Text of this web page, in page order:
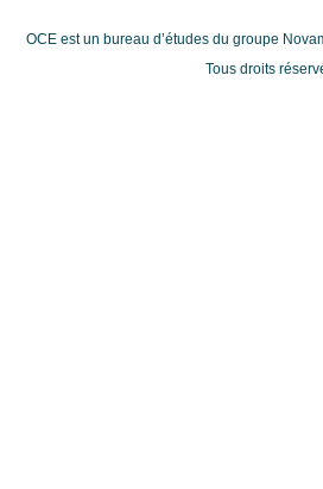
OCE est un bureau d’études du groupe
Tous droits